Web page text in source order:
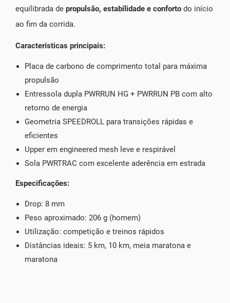
equilibrada de propulsão, estabilidade e conforto do início
ao fim da corrida.
Características principais:
Placa de carbono de comprimento total para máxima
propulsão
Entressola dupla PWRRUN HG + PWRRUN PB com alto
retorno de energia
Geometria SPEEDROLL para transições rápidas e
eficientes
Upper em engineered mesh leve e respirável
Sola PWRTRAC com excelente aderência em estrada
Especificações:
Drop: 8 mm
Peso aproximado: 206 g (homem)
Utilização: competição e treinos rápidos
Distâncias ideais: 5 km, 10 km, meia maratona e
maratona